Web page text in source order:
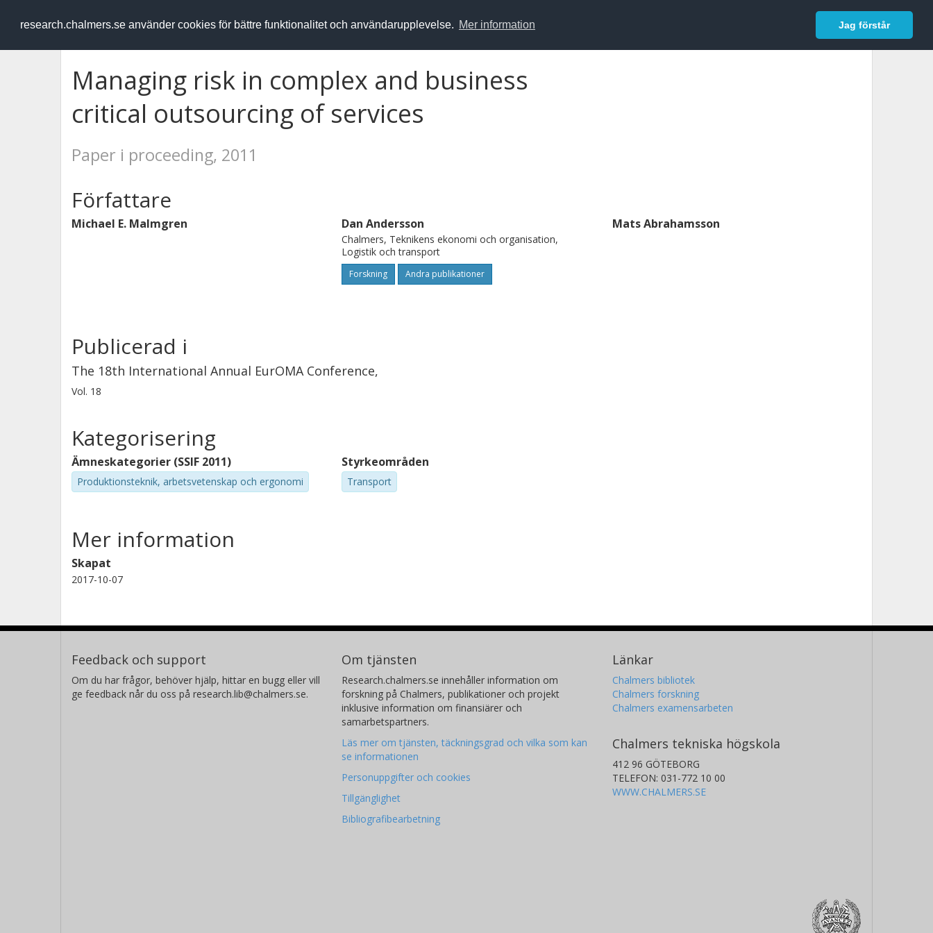
research.chalmers.se använder cookies för bättre funktionalitet och användarupplevelse. Mer information Jag förstår
RESEARCH.chalmers.se Logga in
Managing risk in complex and business
critical outsourcing of services
Paper i proceeding, 2011
Författare
Michael E. Malmgren Dan Andersson
Chalmers, Teknikens ekonomi och organisation,
Logistik och transport
Forskning Andra publikationer
Mats Abrahamsson
Publicerad i
The 18th International Annual EurOMA Conference,
Vol. 18
Kategorisering
Ämneskategorier (SSIF 2011)
Produktionsteknik, arbetsvetenskap och ergonomi
Styrkeområden
Transport
Mer information
Skapat
2017-10-07
Feedback och support
Om du har frågor, behöver hjälp, hittar en bugg eller vill
ge feedback når du oss på research.lib@chalmers.se.
Om tjänsten
Research.chalmers.se innehåller information om
forskning på Chalmers, publikationer och projekt
inklusive information om finansiärer och
samarbetspartners.
Läs mer om tjänsten, täckningsgrad och vilka som kan
se informationen
Personuppgifter och cookies
Tillgänglighet
Bibliografibearbetning
Länkar
Chalmers bibliotek
Chalmers forskning
Chalmers examensarbeten
Chalmers tekniska högskola
412 96 GÖTEBORG
TELEFON: 031-772 10 00
WWW.CHALMERS.SE